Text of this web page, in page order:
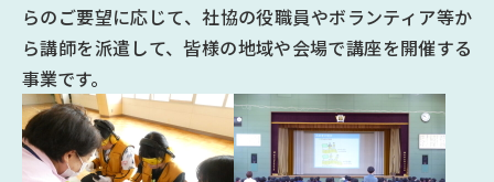
らのご要望に応じて、社協の役職員やボランティア等か
ら講師を派遣して、皆様の地域や会場で講座を開催する
事業です。